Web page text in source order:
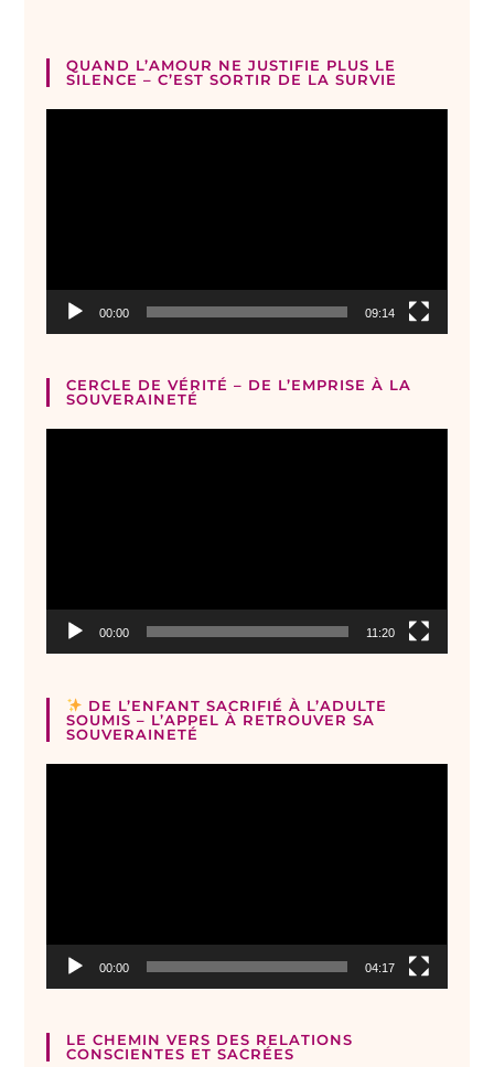
QUAND L’AMOUR NE JUSTIFIE PLUS LE
SILENCE – C’EST SORTIR DE LA SURVIE
00:00 09:14
CERCLE DE VÉRITÉ – DE L’EMPRISE À LA
SOUVERAINETÉ
00:00 11:20
DE L’ENFANT SACRIFIÉ À L’ADULTE
SOUMIS – L’APPEL À RETROUVER SA
SOUVERAINETÉ
00:00 04:17
LE CHEMIN VERS DES RELATIONS
CONSCIENTES ET SACRÉES